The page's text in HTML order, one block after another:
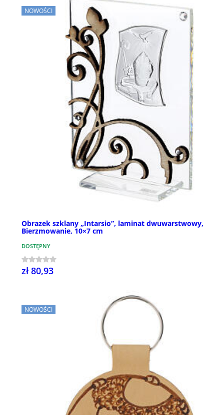
NOWOŚCI
Obrazek szklany „Intarsio”, laminat dwuwarstwowy,
Bierzmowanie, 10×7 cm
DOSTĘPNY
zł 80,93
NOWOŚCI